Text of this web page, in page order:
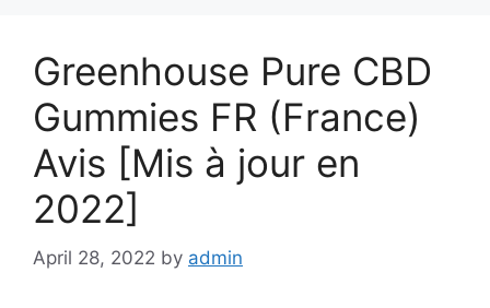
Greenhouse Pure CBD
Gummies FR (France)
Avis [Mis à jour en
2022]
April 28, 2022 by admin